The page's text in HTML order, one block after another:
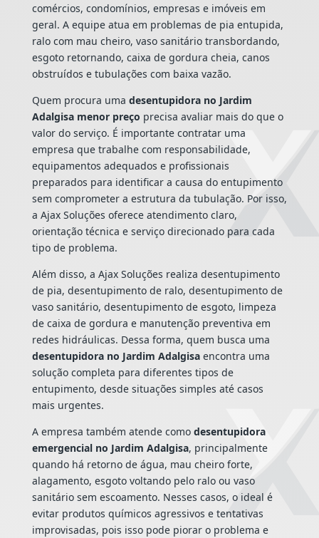
comércios, condomínios, empresas e imóveis em
geral. A equipe atua em problemas de pia entupida,
ralo com mau cheiro, vaso sanitário transbordando,
esgoto retornando, caixa de gordura cheia, canos
obstruídos e tubulações com baixa vazão.
Quem procura uma desentupidora no Jardim
Adalgisa menor preço precisa avaliar mais do que o
valor do serviço. É importante contratar uma
empresa que trabalhe com responsabilidade,
equipamentos adequados e profissionais
preparados para identificar a causa do entupimento
sem comprometer a estrutura da tubulação. Por isso,
a Ajax Soluções oferece atendimento claro,
orientação técnica e serviço direcionado para cada
tipo de problema.
Além disso, a Ajax Soluções realiza desentupimento
de pia, desentupimento de ralo, desentupimento de
vaso sanitário, desentupimento de esgoto, limpeza
de caixa de gordura e manutenção preventiva em
redes hidráulicas. Dessa forma, quem busca uma
desentupidora no Jardim Adalgisaencontra uma
solução completa para diferentes tipos de
entupimento, desde situações simples até casos
mais urgentes.
A empresa também atende como desentupidora
emergencial no Jardim Adalgisa, principalmente
quando há retorno de água, mau cheiro forte,
alagamento, esgoto voltando pelo ralo ou vaso
sanitário sem escoamento. Nesses casos, o ideal é
evitar produtos químicos agressivos e tentativas
improvisadas, pois isso pode piorar o problema e